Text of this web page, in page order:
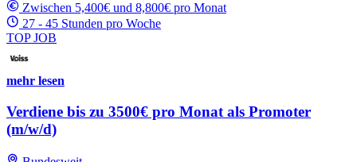
Zwischen 5,400€ und 8,800€ pro Monat
27 - 45 Stunden pro Woche
TOP JOB
mehr lesen
Verdiene bis zu 3500€ pro Monat als Promoter
(m/w/d)